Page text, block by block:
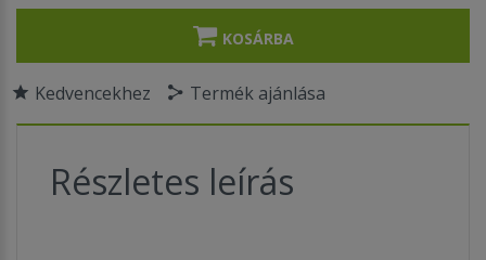
KOSÁRBA
Kedvencekhez Termék ajánlása
Részletes leírás